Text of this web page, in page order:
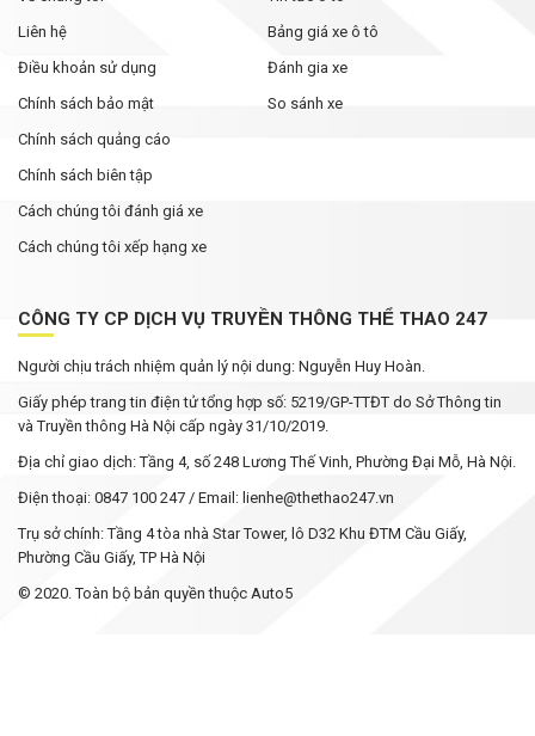
Liên hệ
Điều khoản sử dụng
Chính sách bảo mật
Chính sách quảng cáo
Chính sách biên tập
Cách chúng tôi đánh giá xe
Cách chúng tôi xếp hạng xe
Bảng giá xe ô tô
Đánh gia xe
So sánh xe
CÔNG TY CP DỊCH VỤ TRUYỀN THÔNG THỂ THAO 247
Người chịu trách nhiệm quản lý nội dung: Nguyễn Huy Hoàn.
Giấy phép trang tin điện tử tổng hợp số: 5219/GP-TTĐT do Sở Thông tin
và Truyền thông Hà Nội cấp ngày 31/10/2019.
Địa chỉ giao dịch: Tầng 4, số 248 Lương Thế Vinh, Phường Đại Mỗ, Hà Nội.
Điện thoại: 0847 100 247 / Email: lienhe@thethao247.vn
Trụ sở chính: Tầng 4 tòa nhà Star Tower, lô D32 Khu ĐTM Cầu Giấy,
Phường Cầu Giấy, TP Hà Nội
© 2020. Toàn bộ bản quyền thuộc Auto5